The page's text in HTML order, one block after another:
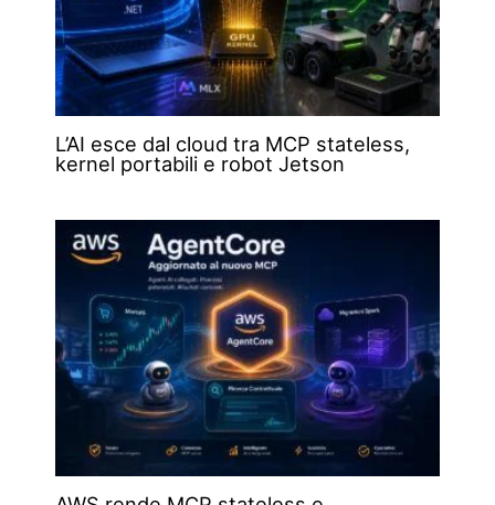
L’AI esce dal cloud tra MCP stateless,
kernel portabili e robot Jetson